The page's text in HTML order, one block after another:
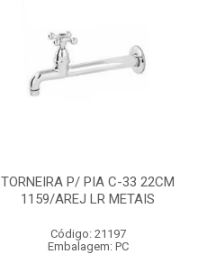
TORNEIRA P/ PIA C-33 22CM
1159/AREJ LR METAIS
Código: 21197
Embalagem: PC